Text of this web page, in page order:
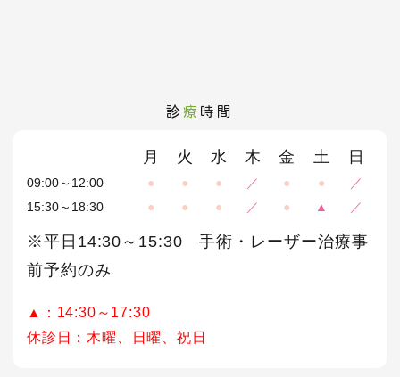
診 療 時間
月 火 水 木 金 土 日
09:00～12:00 ● ● ● ／ ● ●
／
15:30～18:30
● ● ● ／ ● ▲ ／
※平日14:30～15:30 手術・レーザー治療事
前予約のみ
▲：14:30～17:30
休診日：木曜、日曜、祝日